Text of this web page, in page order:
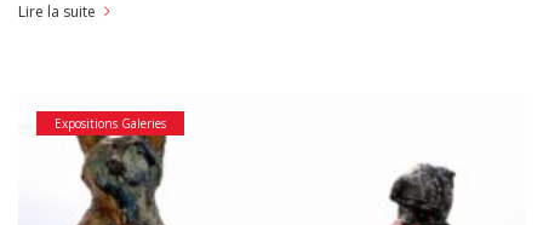
Lire la suite
Expositions Galeries